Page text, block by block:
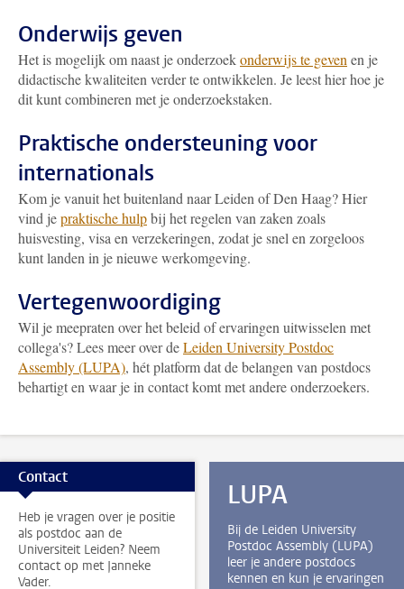
Onderwijs geven
Het is mogelijk om naast je onderzoekonderwijs te geven en je
didactische kwaliteiten verder te ontwikkelen. Je leest hier hoe je
dit kunt combineren met je onderzoekstaken.
Praktische ondersteuning voor
internationals
Kom je vanuit het buitenland naar Leiden of Den Haag? Hier
vind jepraktische hulpbij het regelen van zaken zoals
huisvesting, visa en verzekeringen, zodat je snel en zorgeloos
kunt landen in je nieuwe werkomgeving.
Vertegenwoordiging
Wil je meepraten over het beleid of ervaringen uitwisselen met
collega's? Lees meer over deLeiden University Postdoc
Assembly (LUPA), hét platform dat de belangen van postdocs
behartigt en waar je in contact komt met andere onderzoekers.
Contact
Heb je vragen over je positie
als postdoc aan de
Universiteit Leiden? Neem
contact op met Janneke
Vader.
LUPA
Bij de Leiden University
Postdoc Assembly (LUPA)
leer je andere postdocs
kennen en kun je ervaringen